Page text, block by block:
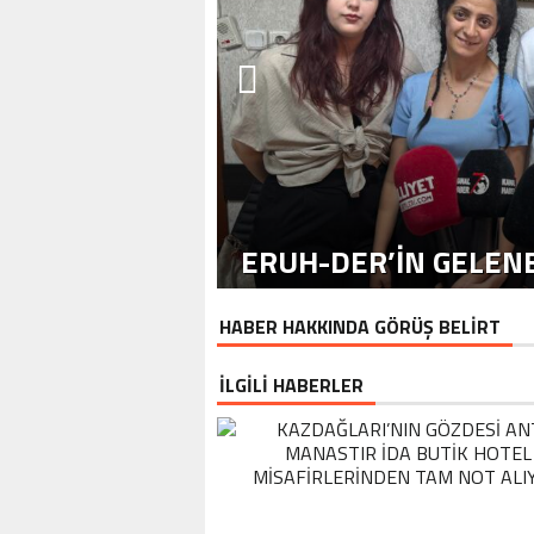
ERUH-DER’IN
HABER HAKKINDA GÖRÜŞ BELİRT
İLGİLİ HABERLER